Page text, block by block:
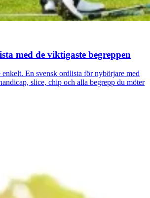
med de viktigaste begreppen
En svensk ordlista för nybörjare med
slice, chip och alla begrepp du möter